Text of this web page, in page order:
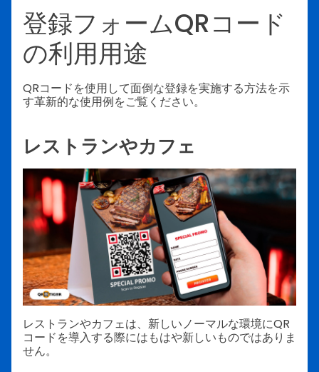
登録フォームQRコード
の利用用途
QRコードを使用して面倒な登録を実施する方法を示
す革新的な使用例をご覧ください。
レストランやカフェ
レストランやカフェは、新しいノーマルな環境にQR
コードを導入する際にはもはや新しいものではありま
せん。